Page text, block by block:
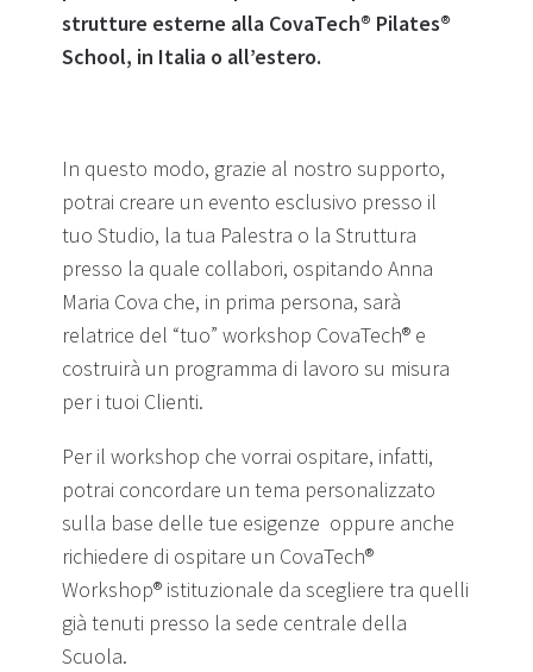
strutture esterne alla CovaTech® Pilates®
School, in Italia o all’estero.
In questo modo, grazie al nostro supporto,
potrai creare un evento esclusivo presso il
tuo Studio, la tua Palestra o la Struttura
presso la quale collabori, ospitando Anna
Maria Cova che, in prima persona, sarà
relatrice del “tuo” workshop CovaTech® e
costruirà un programma di lavoro su misura
per i tuoi Clienti.
Per il workshop che vorrai ospitare, infatti,
potrai concordare un tema personalizzato
sulla base delle tue esigenze oppure anche
richiedere di ospitare un CovaTech®
Workshop® istituzionale da scegliere tra quelli
già tenuti presso la sede centrale della
Scuola.